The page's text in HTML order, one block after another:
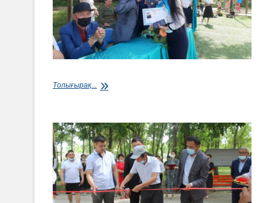
Толығырақ...
Үздіктер